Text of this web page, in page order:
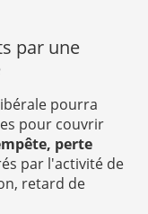
par une
pourra
pour couvrir
perte
par l'activité de
retard de